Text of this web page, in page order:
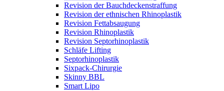
Revision der Bauchdeckenstraffung
Revision der ethnischen Rhinoplastik
Revision Fettabsaugung
Revision Rhinoplastik
Revision Septorhinoplastik
Schläfe Lifting
Septorhinoplastik
Sixpack-Chirurgie
Skinny BBL
Smart Lipo